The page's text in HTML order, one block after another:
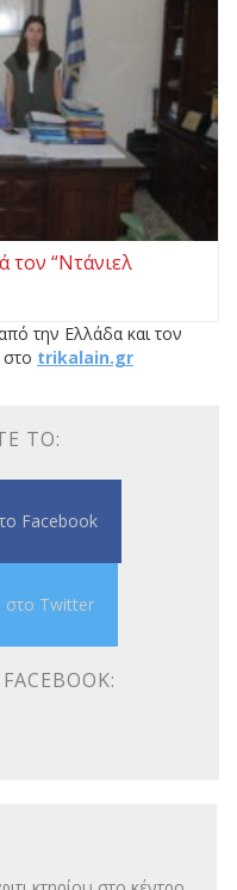
τον “Ντάνιελ
την Ελλάδα και τον
trikalain.gr
ΤΟ:
Facebook
στο Twitter